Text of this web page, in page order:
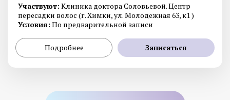
Участвуют: Клиника доктора Соловьевой. Центр
пересадки волос (г. Химки, ул. Молодежная 63, к1 )
Условия: По предварительной записи
Подробнее Записаться